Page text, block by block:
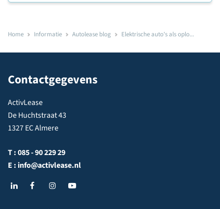
Home Informatie Autolease blog Elektrische auto's als oplo...
Contactgegevens
ActivLease
De Huchtstraat 43
1327 EC Almere
T :085 - 90 229 29
E : info@activlease.nl